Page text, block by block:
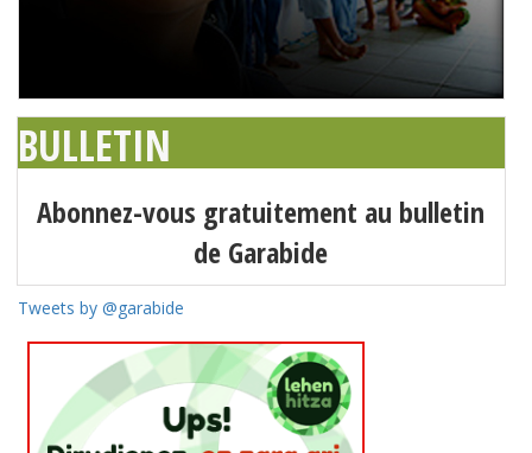
BULLETIN
Abonnez-vous gratuitement au bulletin
de Garabide
Tweets by @garabide